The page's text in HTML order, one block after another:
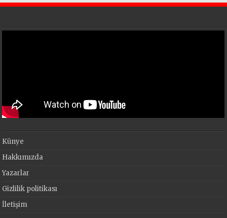
Künye
Hakkımızda
Yazarlar
Gizlilik politikası
İletişim